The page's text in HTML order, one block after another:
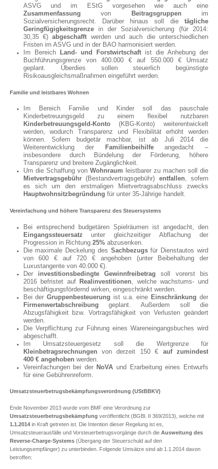
ASVG und im EStG vorgesehen wie auch eine
Zusammenfassung von Beitragsgruppen im
Sozialversicherungsrecht. Darüber hinaus soll die tägliche
Geringfügigkeitsgrenzein der Sozialversicherung (für 2014:
30,35 €)abgeschafft werden und auch die unterschiedlichen
Fristen im ASVG und in der BAO harmonisiert werden.
Im Bereich
Land- und Forstwirtschaftist die Anhebung der
Buchführungsgrenze von 400.000 € auf 550.000 € Umsatz
geplant. Überdies sollen steuerlich begünstigte
Risikoausgleichsmaßnahmen eingeführt werden.
Familie und leistbares Wohnen
Im Bereich Familie und Kinder soll das pauschale
Kinderbetreuungsgeld zu einem flexibel nutzbaren
Kinderbetreuungsgeld-Konto(KBG-Konto) weiterentwickelt
werden, wodurch Transparenz und Flexibilität erhöht werden
können. Sofern budgetär machbar, ist ab Juli 2014 die
Weiterentwicklung der
Familienbeihilfeangedacht –
insbesondere durch Bündelung der Förderung, höhere
Transparenz und breitere Zugänglichkeit.
Um die Schaffung von Wohnraum leistbarer zu machen soll die
Mietvertragsgebühr(Bestandvertragsgebühr) entfallen, sofern
es sich um den erstmaligen Mietvertragsabschluss zwecks
Hauptwohnsitzbegründung für unter 35-Jährige handelt.
Vereinfachung und höhere Transparenz des Steuersystems
Bei entsprechend budgetären Spielräumen ist angedacht, den
Eingangssteuersatz unter gleichzeitiger Abflachung der
Progression in Richtung 25%abzusenken.
Die maximale Deckelung des Sachbezugsfür Dienstautos wird
von 600 € auf 720 € angehoben (unter Beibehaltung der
Luxustangente von 40.000 €).
Der investitionsbedingte Gewinnfreibetrag soll vorerst bis
2016 befristet auf Realinvestitionen , welche wachstums- und
beschäftigungsfördernd wirken, eingeschränkt werden.
Bei derGruppenbesteuerung ist u.a. eine Einschränkung der
Firmenwertabschreibung geplant. Außerdem soll die
Abzugsfähigkeit bzw. Vortragsfähigkeit von Verlusten geändert
werden.
Die Verpflichtung zur Führung eines Wareneingangsbuches wird
abgeschafft.
Im Umsatzsteuergesetz soll die Wertgrenze für
Kleinbetragsrechnungen von derzeit 150 € auf zumindest
400 € angehoben werden.
Vereinfachungen bei der NoVA und Erarbeitung eines Entwurfs
für eine Gebührenreform.
Umsatzsteuerbetrugsbekämpfungsverordnung (UStBBKV)
Ende November 2013 wurde vom BMF eine Verordnung zur
Umsatzsteuerbetrugsbekämpfung veröffentlicht (BGBl. II 369/2013), welche mit
1.1.2014 in Kraft getreten ist. Die Intention dieser Regelung ist es,
Umsatzsteuerausfälle und Vorsteuerbetrugsvorgänge durch die Ausweitung des
Reverse-Charge-Systems (Übergang der Steuerschuld auf den
Leistungsempfänger) zu unterbinden. Folgende Umsätze sind ab 1.1.2014 davon
betroffen: